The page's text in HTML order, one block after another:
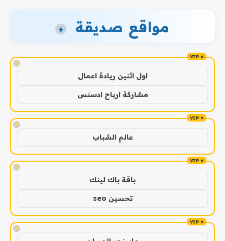
مواقع صديقة +
!
اول اثنين ريادة اعمال
مشاركة ارباح ادسنس
!
عالم الشباب
!
باقة باك لينك
تحسين seo
!